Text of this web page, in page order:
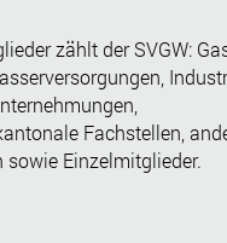
zählt der SVGW:
Fachstellen,
sowie Einzelmitglieder.